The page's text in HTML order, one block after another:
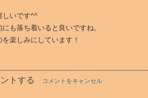
しいです^^
も落ち着いると良いですね。
楽しみにしています！
トする コメントをキャンセル